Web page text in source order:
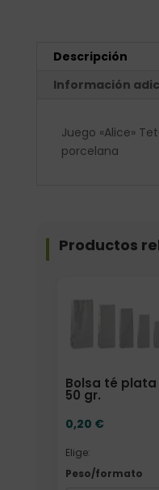
Descripción
Información
Juego «Alice»
porcelana
Productos
Bolsa té plata
50 gr.
0,20 €
Elige:
Peso/formato